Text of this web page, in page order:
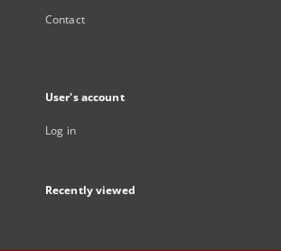
Contact
User's account
Log in
Recently viewed